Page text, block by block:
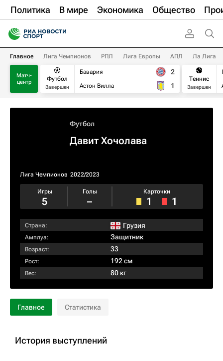
Политика В мире Экономика Общество
Главное Лига Чемпионов РПЛ Лига Европы АПЛ Ла Лига
Матч-
центр
Футбол
Завершен
Бавария
Астон Вилла
2
1
Теннис
Завершен
Футбол
Давит Хочолава
Лига Чемпионов 2022/2023
Игры
5
Голы
–
Карточки
1 1
Страна: Грузия
Амплуа: Защитник
Возраст: 33
Рост: 192 см
Вес: 80 кг
Главное Статистика
История выступлений